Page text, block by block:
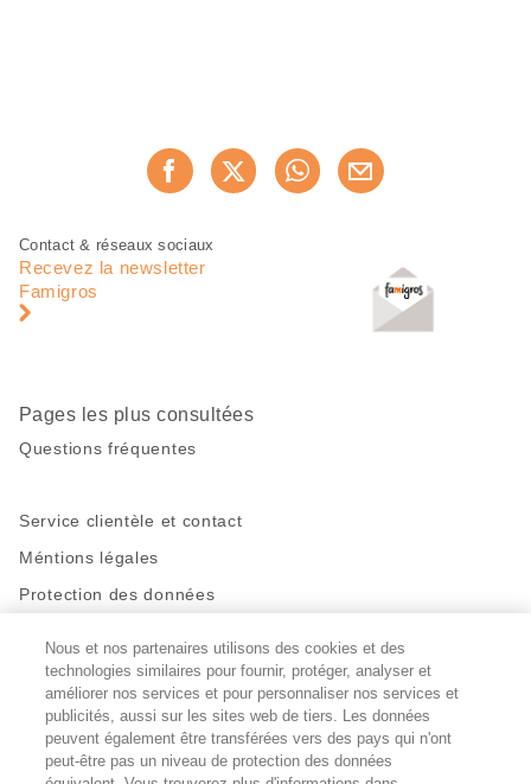
Recommander maintenant
Pied
page
Navigation
pied
Contact & réseaux sociaux
Recevez la newsletter
Famigros
Pages les plus consultées
Questions fréquentes
Service clientèle et contact
Méntions légales
Protection des données
Restez en contact!
Facebook
http://twitter.com/migros
https://www.youtube.com/user/
PinterestInstagram
Paramètres des cookies
Nous et nos partenaires utilisons des cookies et des
technologies similaires pour fournir, protéger, analyser et
améliorer nos services et pour personnaliser nos services et
publicités, aussi sur les sites web de tiers. Les données
peuvent également être transférées vers des pays qui n'ont
peut-être pas un niveau de protection des données